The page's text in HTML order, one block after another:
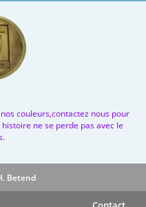
couleurs,contactez nous pour
ne se perde pas avec le
Betend